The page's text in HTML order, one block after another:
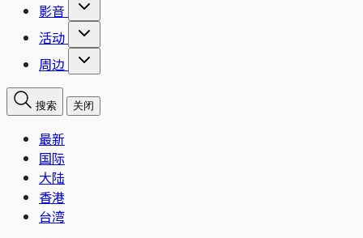
影音
活动
周边
搜索 关闭
最新
国际
大陆
香港
台湾